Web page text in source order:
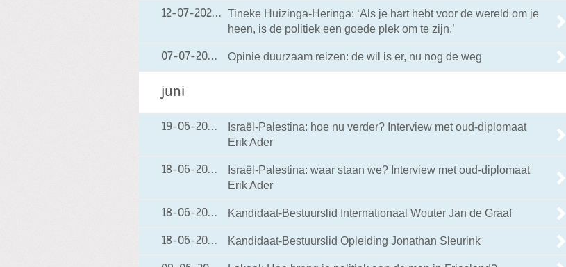
12-07-202112-07-2021 17:12
Tineke Huizinga-Heringa: ‘Als je hart hebt voor de wereld om je
heen, is de politiek een goede plek om te zijn.’
07-07-2021 07-07-2021 18:00
Opinie duurzaam reizen: de wil is er, nu nog de weg
juni
19-06-2021 19-06-2021 08:01
Israël-Palestina: hoe nu verder? Interview met oud-diplomaat
Erik Ader
18-06-2021 18-06-2021 17:49
Israël-Palestina: waar staan we? Interview met oud-diplomaat
Erik Ader
18-06-2021 18-06-2021 11:31
Kandidaat-Bestuurslid Internationaal Wouter Jan de Graaf
18-06-2021 18-06-2021 11:17
Kandidaat-Bestuurslid Opleiding Jonathan Sleurink